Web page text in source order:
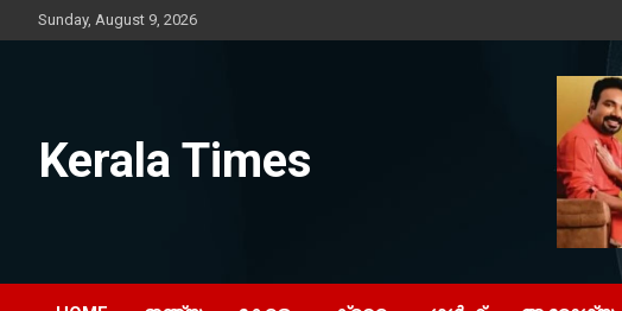
to
Sunday, August 9, 2026
Kerala Times